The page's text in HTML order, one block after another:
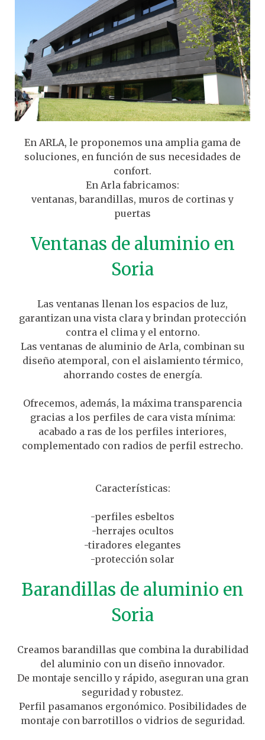
En ARLA, le proponemos una amplia gama de
soluciones, en función de sus necesidades de
confort.
En Arla fabricamos:
ventanas, barandillas, muros de cortinas y
puertas
Ventanas de aluminio en
Soria
Las ventanas llenan los espacios de luz,
garantizan una vista clara y brindan protección
contra el clima y el entorno.
Las ventanas de aluminio de Arla, combinan su
diseño atemporal, con el aislamiento térmico,
ahorrando costes de energía.
Ofrecemos, además, la máxima transparencia
gracias a los perfiles de cara vista mínima:
acabado a ras de los perfiles interiores,
complementado con radios de perfil estrecho.
Características:
-perfiles esbeltos
-herrajes ocultos
-tiradores elegantes
-protección solar
Barandillas de aluminio en
Soria
Creamos barandillas que combina la durabilidad
del aluminio con un diseño innovador.
De montaje sencillo y rápido, aseguran una gran
seguridad y robustez.
Perfil pasamanos ergonómico. Posibilidades de
montaje con barrotillos o vidrios de seguridad.